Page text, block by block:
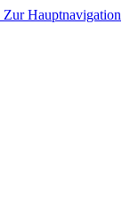
Zur Hauptnavigation